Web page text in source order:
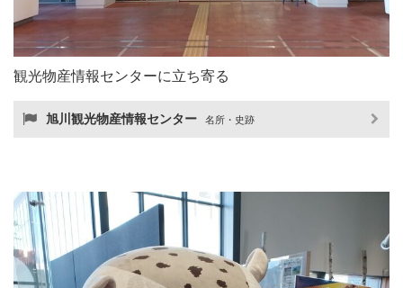
観光物産情報センターに立ち寄る
旭川観光物産情報センター 名所・史跡